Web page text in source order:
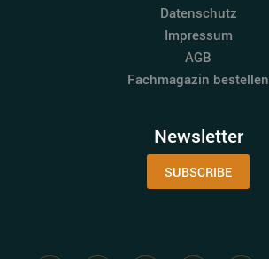
Datenschutz
Impressum
AGB
Fachmagazin bestellen
Newsletter
SUBSCRIBE